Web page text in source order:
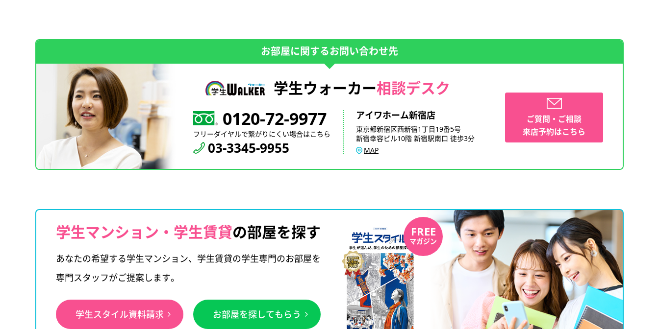
お部屋に関するお問い合わせ先
学生ウォーカー相談デスク
0120-72-9977
フリーダイヤルで繋がりにくい場合はこちら
03-3345-9955
アイワホーム新宿店
東京都新宿区西新宿1丁目19番5号
新宿幸容ビル10階 新宿駅南口 徒歩3分
MAP
ご質問・ご相談
来店予約はこちら
FREE
マガジン
学生マンション・学生賃貸の部屋を探す
あなたの希望する学生マンション、学生賃貸の学生専門のお部屋を
専門スタッフがご提案します。
学生スタイル資料請求 お部屋を探してもらう